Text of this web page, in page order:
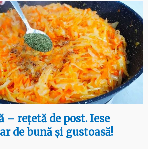
– rețetă de post. Iese
de bună și gustoasă!